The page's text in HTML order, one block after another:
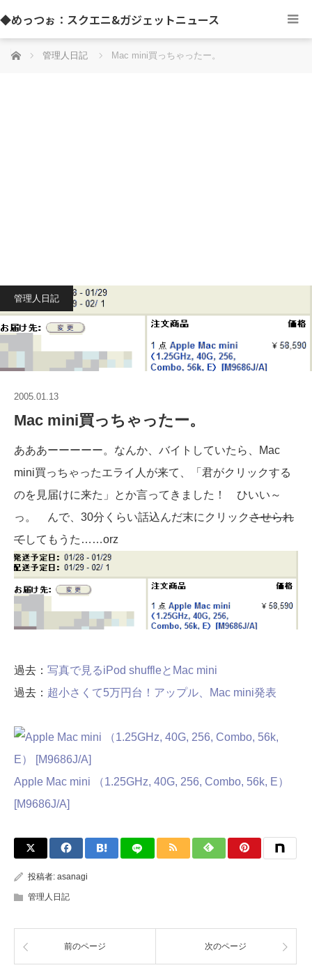
◆めっつぉ：スクエニ&ガジェットニュース
ホーム 管理人日記 Mac mini買っちゃったー。
管理人日記
2005.01.13
Mac mini買っちゃったー。
あああーーーーー。なんか、バイトしていたら、Mac
mini買っちゃったエライ人が来て、「君がクリックする
のを見届けに来た」とか言ってきました！ ひいい～
っ。 んで、30分くらい話込んだ末にクリックさせられ
てしてもうた……orz
過去： 写真で見るiPod shuffleとMac mini
過去： 超小さくて5万円台！アップル、Mac mini発表
Apple Mac mini （1.25GHz, 40G, 256, Combo, 56k, E）
[M9686J/A]
投稿者: asanagi
管理人日記
前のページ 次のページ